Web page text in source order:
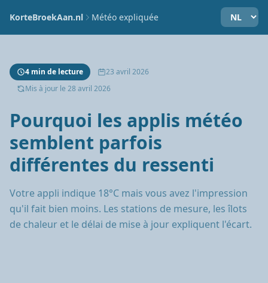
KorteBroekAan.nl Météo expliquée
4 min de lecture
23 avril 2026
Mis à jour le 28 avril 2026
Pourquoi les applis météo
semblent parfois
différentes du ressenti
Votre appli indique 18°C mais vous avez l'impression
qu'il fait bien moins. Les stations de mesure, les îlots
de chaleur et le délai de mise à jour expliquent l'écart.